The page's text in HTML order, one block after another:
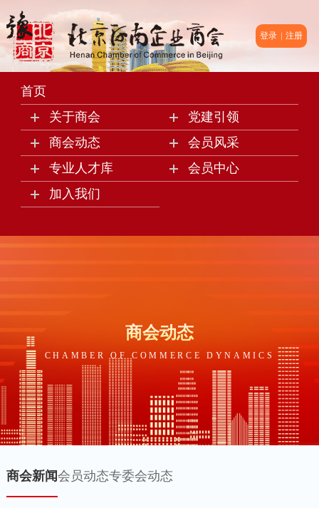
登录 注册
首页
关于商会
党建引领
商会动态
会员风采
专业人才库
会员中心
加入我们
商会动态
CHAMBER OF COMMERCE DYNAMICS
商会新闻会员动态专委会动态